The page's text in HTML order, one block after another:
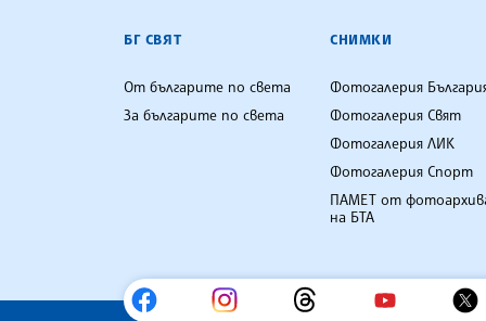
БГ СВЯТ
От българите по света
За българите по света
СНИМКИ
Фотогалерия
Фотогалерия Свят
Фотогалерия ЛИК
Фотогалерия Спорт
ПАМЕТ от
на БТА